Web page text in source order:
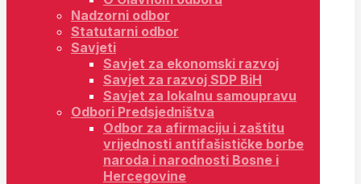
Nadzorni odbor
Statutarni odbor
Savjeti
Savjet za ekonomski razvoj
Savjet za razvoj SDP BiH
Savjet za lokalnu samoupravu
Odbori Predsjedništva
Odbor za afirmaciju i zaštitu
vrijednosti antifašističke borbe
naroda i narodnosti Bosne i
Hercegovine